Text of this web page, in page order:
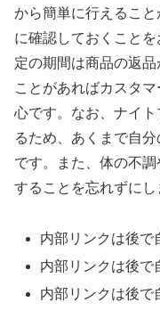
から簡単に行えるこ
に確認しておくこと
定の期間は商品の返
ことがあればカスタ
心です。なお、ナイ
るため、あくまで自
です。また、体の不
することを忘れずにし
内部リンクは後で
内部リンクは後で
内部リンクは後で